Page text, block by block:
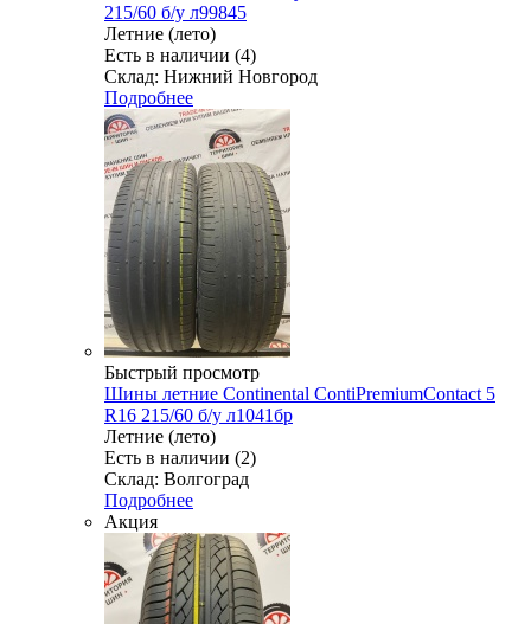
215/60 б/у л99845
Летние (лето)
Есть в наличии (4)
Склад: Нижний Новгород
Подробнее
Быстрый просмотр
Шины летние Continental ContiPremiumContact 5
R16 215/60 б/у л1041бр
Летние (лето)
Есть в наличии (2)
Склад: Волгоград
Подробнее
Акция